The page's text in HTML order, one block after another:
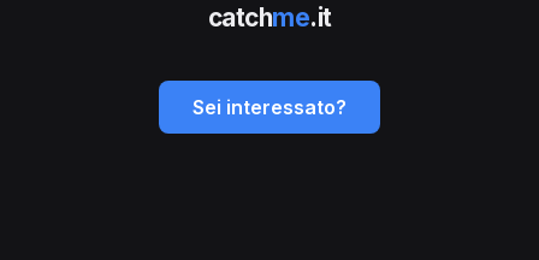
catchme.it
Sei interessato?